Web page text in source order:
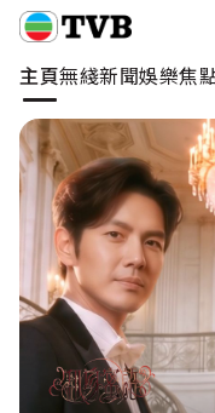
主頁
無綫新聞
娛樂焦點
節目重溫
健康生活
主頁無綫新聞娛樂焦